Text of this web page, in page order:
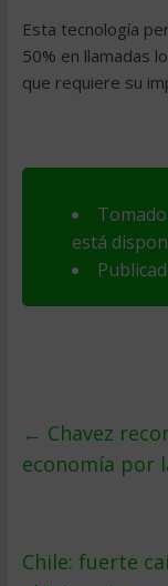
Esta tecnologí­a
50% en llamadas
que requiere su
está
← Chavez
economí­a por
Chile: fuerte